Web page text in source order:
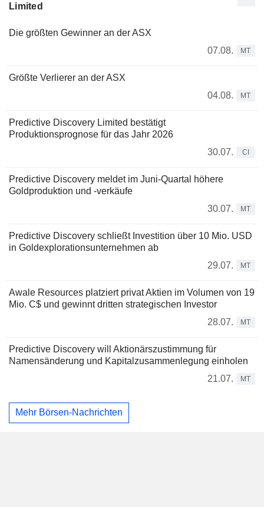
Limited
Die größten Gewinner an der ASX
07.08.
MT
Größte Verlierer an der ASX
04.08.
MT
Predictive Discovery Limited bestätigt
Produktionsprognose für das Jahr 2026
30.07.
CI
Predictive Discovery meldet im Juni-Quartal höhere
Goldproduktion und -verkäufe
30.07.
MT
Predictive Discovery schließt Investition über 10 Mio. USD
in Goldexplorationsunternehmen ab
29.07.
MT
Awale Resources platziert privat Aktien im Volumen von 19
Mio. C$ und gewinnt dritten strategischen Investor
28.07.
MT
Predictive Discovery will Aktionärszustimmung für
Namensänderung und Kapitalzusammenlegung einholen
21.07.
MT
Mehr Börsen-Nachrichten